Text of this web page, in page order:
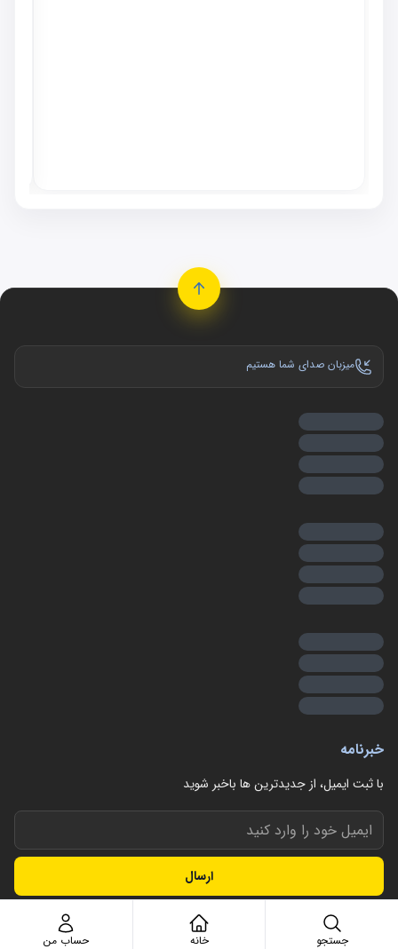
میزبان صدای شما هستیم
خبرنامه
با ثبت ایمیل، از جدید‌ترین ها با‌خبر شوید
ارسال
جستجو خانه حساب من